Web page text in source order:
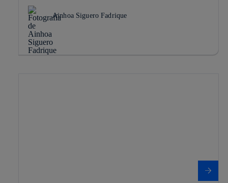
Ainhoa Siguero Fadrique